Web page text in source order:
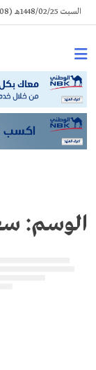
Skip
to
السبت 1448/02/25هـ (08-08-2026م) | الكويت
الوسم: